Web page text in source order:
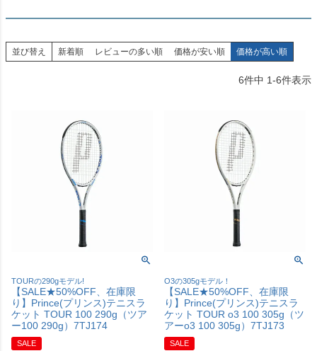
並び替え 新着順 レビューの多い順 価格が安い順 価格が高い順
6件中 1-6件表示
TOURの290gモデル!
【SALE★50%OFF、在庫限
り】Prince(プリンス)テニスラ
ケット TOUR 100 290g（ツア
ー100 290g）7TJ174
SALE
O3の305gモデル！
【SALE★50%OFF、在庫限
り】Prince(プリンス)テニスラ
ケット TOUR o3 100 305g（ツ
アーo3 100 305g）7TJ173
SALE